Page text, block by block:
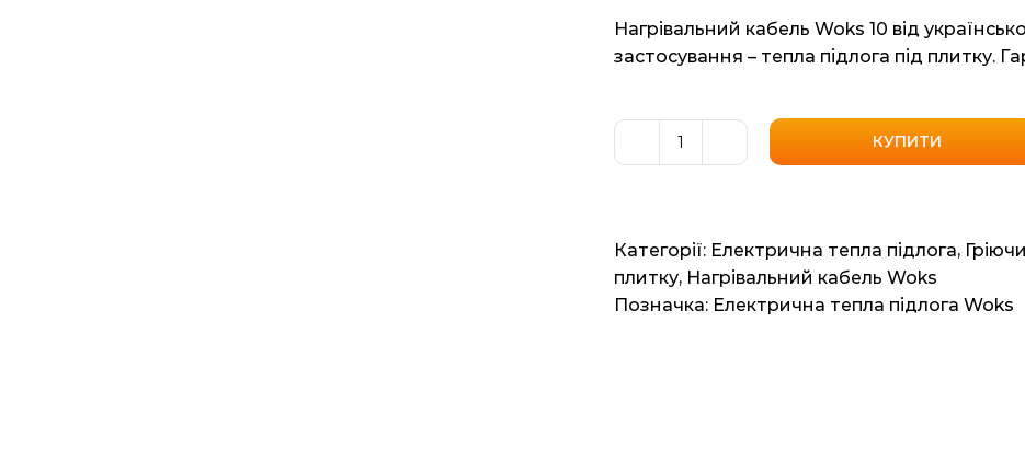
Нагрівальний кабель Woks 10 від
застосування – тепла підлога під плитку.
Нагрівальний
(Одескабель)
4.24м2,
КУПИТИ
Категорії: Електрична тепла підлога,
плитку, Нагрівальний кабель Woks
Позначка: Електрична тепла підлога Woks